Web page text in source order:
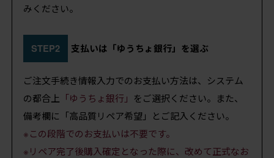
みください。
STEP2 支払いは「ゆうちょ銀行」を選ぶ
ご注文手続き情報入力でのお支払い方法は、システム
の都合上 「ゆうちょ銀行」 をご選択ください。また、
備考欄に「高品質リペア希望」とご記入ください。
※この段階でのお支払いは不要です。
※リペア完了後購入確定となった際に、改めて正式なお